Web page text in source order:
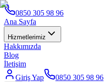
0850 305 98 96
Ana Sayfa
Hizmetlerimiz
Hakkımızda
Blog
İletişim
Giriş Yap
0850 305 98 96